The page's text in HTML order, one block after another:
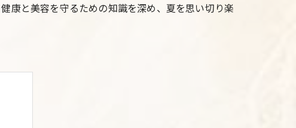
康と美容を守るための知識を深め、夏を思い切り楽